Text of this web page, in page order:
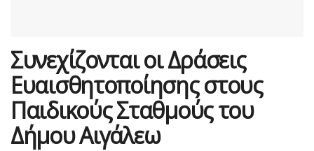
Συνεχίζονται οι Δράσεις
Ευαισθητοποίησης στους
Παιδικούς Σταθμούς του
Δήμου Αιγάλεω